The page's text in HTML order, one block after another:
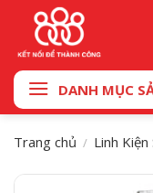
nội
dung
DANH MỤC
Trang chủ / Linh